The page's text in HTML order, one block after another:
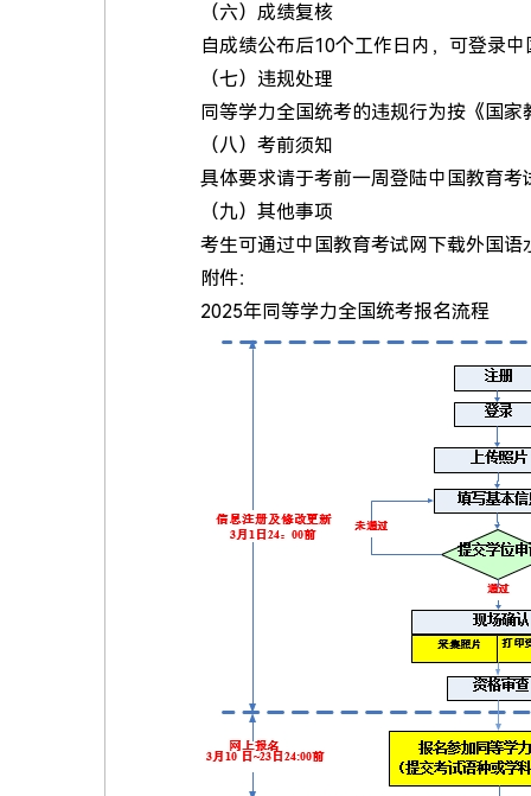
（六）成绩复核
自成绩公布后10个工作日内，可登录
（七）违规处理
同等学力全国统考的违规行为按《国
（八）考前须知
具体要求请于考前一周登陆中国教育
（九）其他事项
考生可通过中国教育考试网下载外国
附件：
2025年同等学力全国统考报名流程